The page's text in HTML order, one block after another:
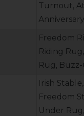
Turnout,
Freedom
Riding
Rug,
Irish
Freedom
Under